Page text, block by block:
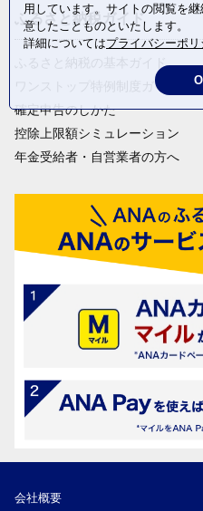
ふるさと納税ガイド
ふるさと納税の基本ガイド
ワンストップ特例制度ガイド
確定申告のしかた
控除上限額シミュレーション
年金受給者・自営業者の方へ
会社概要
用しています。サイトの閲覧を
意したことものといたします。
詳細についてはプライバシーポリ